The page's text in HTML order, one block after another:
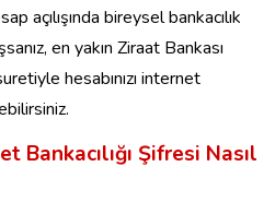
açılışında bireysel bankacılık
en yakın Ziraat Bankası
hesabınızı internet
Bankacılığı Şifresi Nasıl